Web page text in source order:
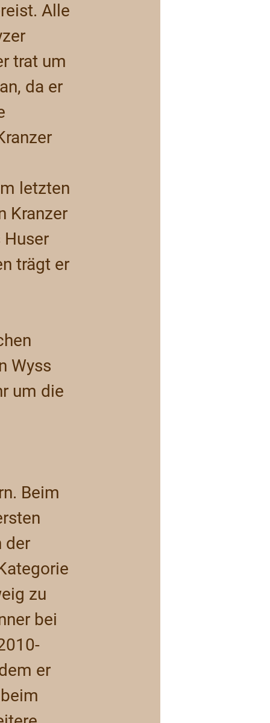
Alle
trat um
da er
letzten
Kranzer
Huser
trägt er
Wyss
um die
Beim
der
zu
bei
er